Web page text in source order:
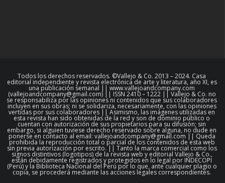
Todos los derechos reservados. ©Vallejo & Co. 2013 – 2024. Casa
editorial independiente y revista electrónica de arte y literatura, año XI, es
una publicación semanal || www.vallejoandcompany.com
(vallejoandcompany@gmail.com) || ISSN 2410 – 1222 || Vallejo & Co. no
se responsabiliza por las opiniones ni contenidos que sus colaboradores
incluyen en sus obras; ni se solidariza, necesariamente, con las opiniones
vertidas por sus colaboradores || Asimismo, las imágenes utilizadas en
esta revista han sido obtenidas de la red y son de dominio público o
cuentan con autorización de sus propietarios para su difusión; sin
embargo, si alguien tuviese derecho reservado sobre alguna, no dude en
ponerse en contacto al email: vallejoandcompany@gmail.com || Queda
prohibida la reproducción total o parcial de los contenidos de esta web
sin previa autorización por escrito. || Tanto la marca comercial como los
signos distintivos (logotipos) de la revista web y editorial Vallejo & Co.,
están debidamente registrados y protegidos en lo legal por INDECOPI
(Perú) y la Biblioteca Nacional del Perú por lo que, ante cualquier plagio o
copia, se procederá mediante las acciones legales correspondientes.